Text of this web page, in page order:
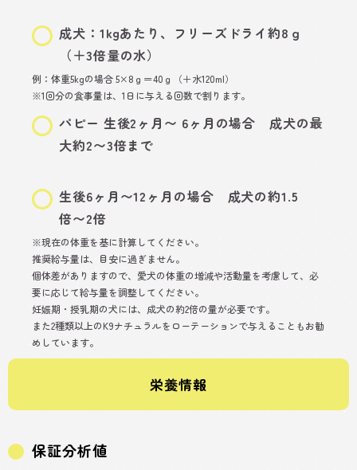
成犬：1kgあたり、フリーズドライ約8ｇ
（＋3倍量の水）
例：体重5kgの場合 5×8ｇ＝40ｇ（＋水120ml）
※1回分の食事量は、1日に与える回数で割ります。
パピー 生後2ヶ月〜 6ヶ月の場合 成犬の最
大約2〜3倍まで
生後6ヶ月〜12ヶ月の場合 成犬の約1.5
倍〜2倍
※現在の体重を基に計算してください。
推奨給与量は、目安に過ぎません。
個体差がありますので、愛犬の体重の増減や活動量を考慮して、必
要に応じて給与量を調整してください。
妊娠期・授乳期の犬には、成犬の約2倍の量が必要です。
また2種類以上のK9ナチュラルをローテーションで与えることもお勧
めしています。
栄養情報
保証分析値